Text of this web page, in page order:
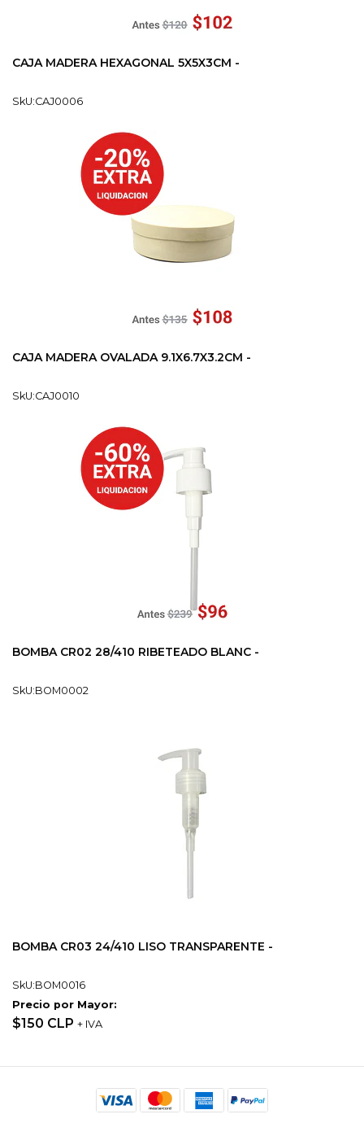
CAJA MADERA HEXAGONAL 5X5X3CM -
SkU:CAJ0006
CAJA MADERA OVALADA 9.1X6.7X3.2CM -
SkU:CAJ0010
BOMBA CR02 28/410 RIBETEADO BLANC -
SkU:BOM0002
BOMBA CR03 24/410 LISO TRANSPARENTE -
SkU:BOM0016
Precio por Mayor:
$150 CLP + IVA